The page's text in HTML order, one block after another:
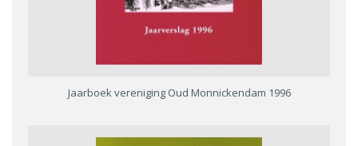
Jaarboek vereniging Oud Monnickendam 1996